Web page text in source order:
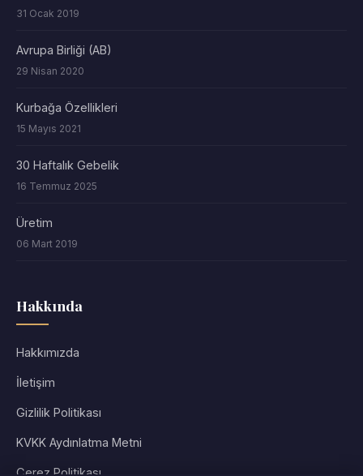
31 Ocak 2019
Avrupa Birliği (AB)
29 Nisan 2020
Kurbağa Özellikleri
15 Mayıs 2021
30 Haftalık Gebelik
16 Temmuz 2025
Üretim
06 Mart 2019
Hakkında
Hakkımızda
İletişim
Gizlilik Politikası
KVKK Aydınlatma Metni
Çerez Politikası